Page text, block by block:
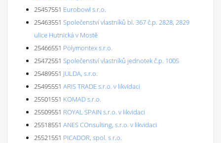
25457551 Eurobowl s.r.o.
25463551 Společenství vlastníků bl. 367 č.p. 2828, 2829
ulice Hutnická v Mostě
25466551 Polymontex s.r.o.
25472551 Společenství vlastníků jednotek č.p. 1005
25489551 JULDA, s.r.o.
25495551 ARIS TRADE s.r.o. v likvidaci
25501551 KOMAD s.r.o.
25509551 ROYAL SPAIN s.r.o. v likvidaci
25518551 ANES COnsulting, s.r.o. v likvidaci
25521551 PICADOR, spol. s r.o.